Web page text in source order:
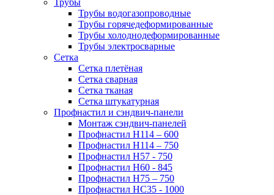
Трубы
Трубы водогазопроводные
Трубы горячедеформированные
Трубы холоднодеформированные
Трубы электросварные
Сетка
Сетка плетёная
Сетка сварная
Сетка тканая
Сетка штукатурная
Профнастил и сэндвич-панели
Монтаж сэндвич-панелей
Профнастил Н114 – 600
Профнастил Н114 – 750
Профнастил Н57 - 750
Профнастил Н60 - 845
Профнастил Н75 – 750
Профнастил НС35 - 1000